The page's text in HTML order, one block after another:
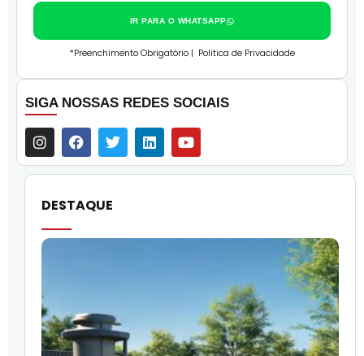
IR PARA O WHATSAPP
*Preenchimento Obrigatório | Politica de Privacidade
SIGA NOSSAS REDES SOCIAIS
DESTAQUE